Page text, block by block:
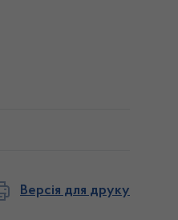
Версія для друку